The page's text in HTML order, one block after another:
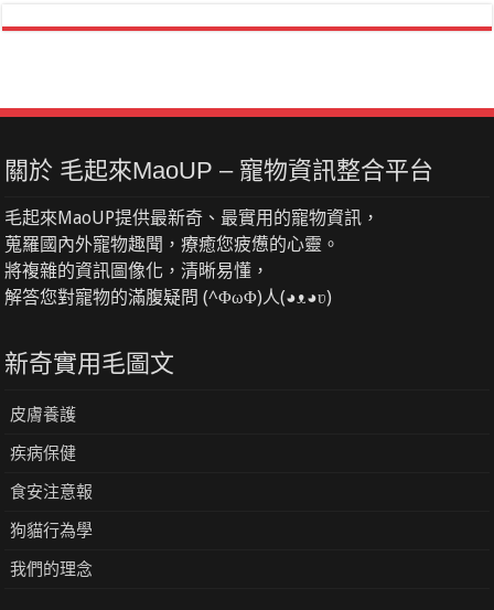
關於 毛起來MaoUP – 寵物資訊整合平台
毛起來MaoUP提供最新奇、最實用的寵物資訊，
蒐羅國內外寵物趣聞，療癒您疲憊的心靈。
將複雜的資訊圖像化，清晰易懂，
解答您對寵物的滿腹疑問 (^ΦωΦ)人(◕ᴥ◕ʋ)
新奇實用毛圖文
皮膚養護
疾病保健
食安注意報
狗貓行為學
我們的理念